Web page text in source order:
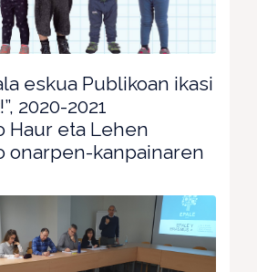
eskua Publikoan ikasi
2020-2021
Haur eta Lehen
onarpen-kanpainaren